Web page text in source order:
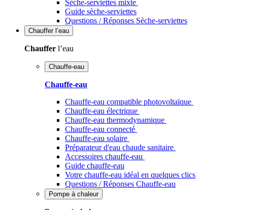
Sèche-serviettes mixte
Guide sèche-serviettes
Questions / Réponses Sèche-serviettes
Chauffer l’eau
Chauffer l’eau
Chauffe-eau
Chauffe-eau
Chauffe-eau compatible photovoltaïque
Chauffe-eau électrique
Chauffe-eau thermodynamique
Chauffe-eau connecté
Chauffe-eau solaire
Préparateur d'eau chaude sanitaire
Accessoires chauffe-eau
Guide chauffe-eau
Votre chauffe-eau idéal en quelques clics
Questions / Réponses Chauffe-eau
Pompe à chaleur